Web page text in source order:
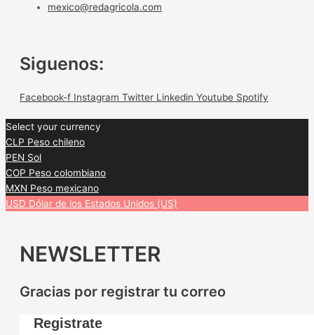
mexico@redagricola.com
Siguenos:
Facebook-f Instagram Twitter Linkedin Youtube Spotify
Select your currency
CLP Peso chileno
PEN Sol
COP Peso colombiano
MXN Peso mexicano
USD Dólar de los Estados Unidos (US)
NEWSLETTER
Gracias por registrar tu correo
Registrate